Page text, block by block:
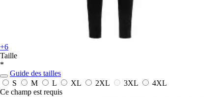
+6
Taille
*
Guide des tailles
S
M L XL 2XL 3XL
4XL
Ce champ est requis